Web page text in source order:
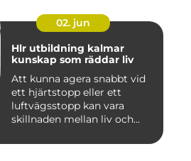
02. jun
Hlr utbildning kalmar
kunskap som räddar liv
Att kunna agera snabbt vid
ett hjärtstopp eller ett
luftvägsstopp kan vara
skillnaden mellan liv och...